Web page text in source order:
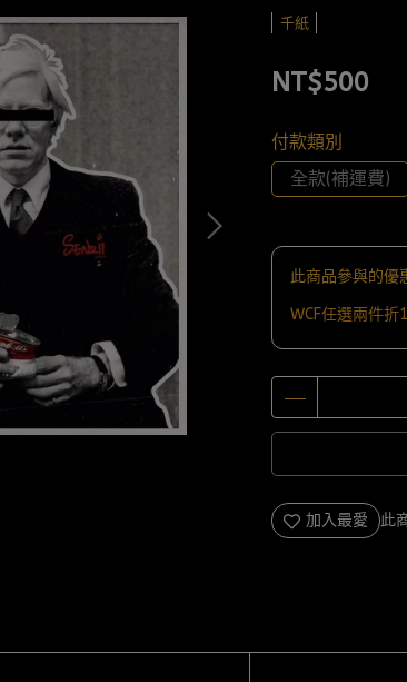
千紙
NT$500
付款類別
全款(補運費)
此商品參與的優
WCF任選兩件折
加入最愛 此